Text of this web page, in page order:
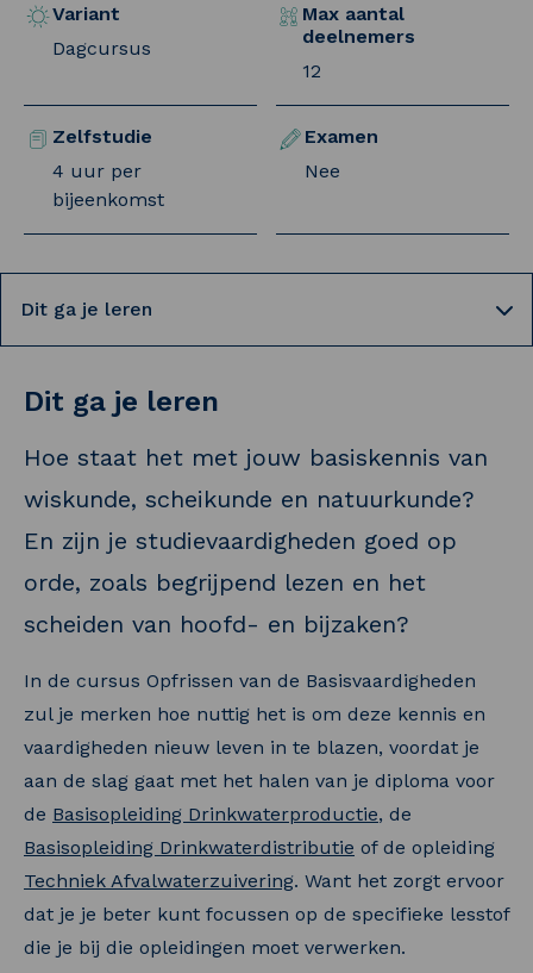
Variant
Dagcursus
Max aantal
deelnemers
12
Zelfstudie
4 uur per
bijeenkomst
Examen
Nee
Dit ga je leren
Hoe staat het met jouw basiskennis van
wiskunde, scheikunde en natuurkunde?
En zijn je studievaardigheden goed op
orde, zoals begrijpend lezen en het
scheiden van hoofd- en bijzaken?
In de cursus Opfrissen van de Basisvaardigheden
zul je merken hoe nuttig het is om deze kennis en
vaardigheden nieuw leven in te blazen, voordat je
aan de slag gaat met het halen van je diploma voor
de Basisopleiding Drinkwaterproductie, de
Basisopleiding Drinkwaterdistributie of de opleiding
Techniek Afvalwaterzuivering. Want het zorgt ervoor
dat je je beter kunt focussen op de specifieke lesstof
die je bij die opleidingen moet verwerken.